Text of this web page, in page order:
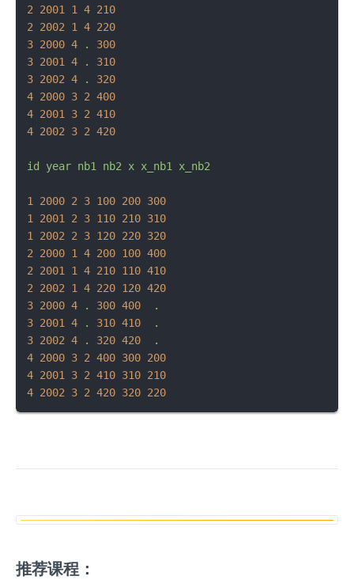
2 2001 1 4 210
2 2002 1 4 220
3 2000 4 .
300
3 2001 4 .
310
3 2002 4 .
320
4 2000 3 2 400
4 2001 3 2 410
4 2002 3 2 420
id year nb1 nb2 x x_nb1 x_nb2
1 2000 2 3 100 200 300
1 2001 2 3 110 210 310
1 2002 2 3 120 220 320
2 2000 1 4 200 100 400
2 2001 1 4 210 110 410
2 2002 1 4 220 120 420
3 2000 4 . 300 400
.
3 2001 4 . 310 410
.
3 2002 4 . 320 420
.
4 2000 3 2 400 300 200
4 2001 3 2 410 310 210
4 2002 3 2 420 320 220
推荐课程：